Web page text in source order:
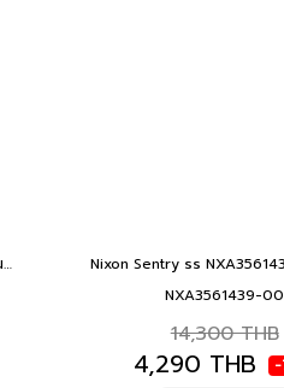
Nixon Sentry รุ่น NXA13915195-00 นาฬิกาข้อมือผู้ชาย สายหนัง สีน้ำตาล SENTRYCHRONOLTHR GNMTL BAS SIE
NXA3561439-00
14,300 THB
4,290 THB -